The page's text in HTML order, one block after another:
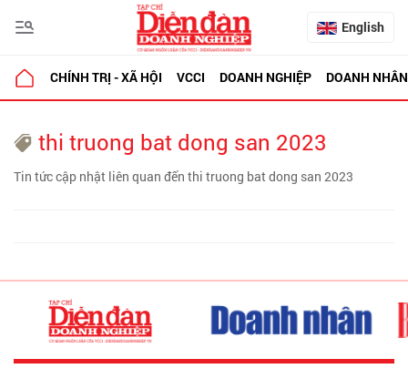
English
CHÍNH TRỊ - XÃ HỘI VCCI DOANH NGHIỆP DOANH NHÂN
thi truong bat dong san 2023
Tin tức cập nhật liên quan đến thi truong bat dong san 2023